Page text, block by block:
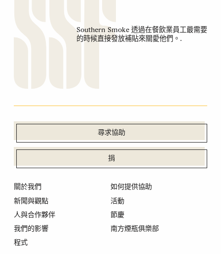
Southern Smoke 透過在餐飲業員工最需要
的時候直接發放補貼來關愛他們。.
尋求協助
捐
關於我們
新聞與觀點
人與合作夥伴
我們的影響
程式
如何提供協助
活動
節慶
南方煙瓶俱樂部